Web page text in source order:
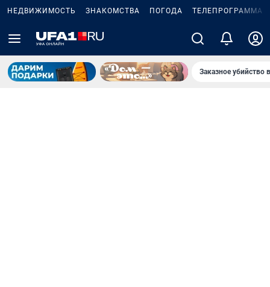
НЕДВИЖИМОСТЬ ЗНАКОМСТВА ПОГОДА ТЕЛЕПРОГРАММА
Заказное убийство